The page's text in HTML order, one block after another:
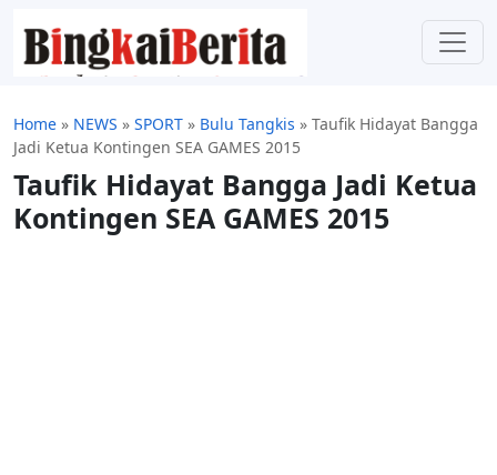
Home » NEWS » SPORT » Bulu Tangkis » Taufik Hidayat Bangga
Jadi Ketua Kontingen SEA GAMES 2015
Taufik Hidayat Bangga Jadi Ketua
Kontingen SEA GAMES 2015